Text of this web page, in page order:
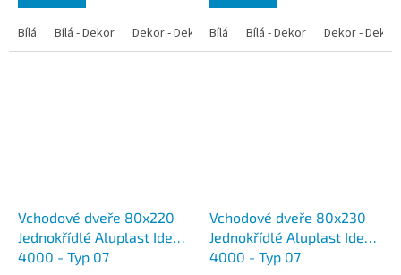
Bílá Bílá - Dekor Dekor - Dekor Bílá - Antracit Bílá - Zlatý dub
Bílá Bílá - Dekor Dekor - Dekor
Vchodové dveře 80x220
Jednokřídlé Aluplast Ideal
4000 - Typ 07
Vchodové dveře 80x230
Jednokřídlé Aluplast Ideal
4000 - Typ 07